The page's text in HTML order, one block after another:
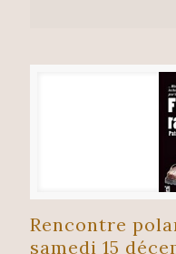
Rencontre
samedi 15